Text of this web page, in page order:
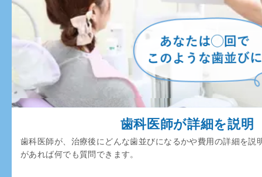
歯科医師が詳細を説明
歯科医師が、治療後にどんな歯並びになるかや費用の詳細を説
があれば何でも質問できます。